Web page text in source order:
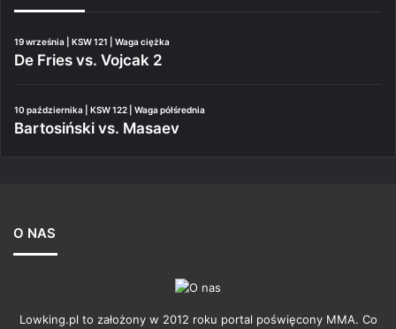
19 września | KSW 121 | Waga ciężka
De Fries vs. Vojcak 2
10 października | KSW 122 | Waga półśrednia
Bartosiński vs. Masaev
O NAS
Lowking.pl to założony w 2012 roku portal poświęcony MMA. Co